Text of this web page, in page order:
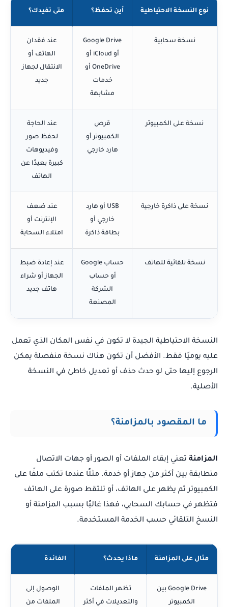
نوع النسخة الاحتياطية أين تحفظ؟ متى تفيدك؟
نسخة سحابية
Google Drive
أو iCloud أو
OneDrive أو
خدمات
مشابهة
عند فقدان
الهاتف أو
الانتقال لجهاز
جديد
نسخة على الكمبيوتر
قرص
الكمبيوتر أو
هارد خارجي
عند الحاجة
لحفظ صور
وفيديوهات
كبيرة بعيدًا عن
الهاتف
نسخة على ذاكرة خارجية
USB أو هارد
خارجي أو
بطاقة ذاكرة
عند ضعف
الإنترنت أو
امتلاء السحابة
نسخة تلقائية للهاتف
حساب Google
أو حساب
الشركة
المصنعة
عند إعادة ضبط
الجهاز أو شراء
هاتف جديد
النسخة الاحتياطية الجيدة لا تكون في نفس المكان الذي تعمل
عليه يوميًا فقط. الأفضل أن تكون هناك نسخة منفصلة يمكن
الرجوع إليها حتى لو حدث حذف أو تعديل خاطئ في النسخة
الأصلية.
ما المقصود بالمزامنة؟
المزامنة تعني إبقاء الملفات أو الصور أو جهات الاتصال
متطابقة بين أكثر من جهاز أو خدمة. مثلًا عندما تكتب ملفًا على
الكمبيوتر ثم يظهر على الهاتف، أو تلتقط صورة على الهاتف
فتظهر في حسابك السحابي، فهذا غالبًا بسبب المزامنة أو
النسخ التلقائي حسب الخدمة المستخدمة.
مثال على المزامنة ماذا يحدث؟ الفائدة
Google Drive بين
الكمبيوتر
تظهر الملفات
والتعديلات في أكثر
الوصول إلى
الملفات من